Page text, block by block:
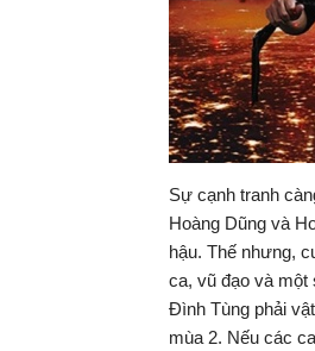
Sự cạnh tranh
Hoàng Dũng và
hậu. Thế nhưng,
ca, vũ đạo và một
Đình Tùng phải
mùa 2. Nếu các